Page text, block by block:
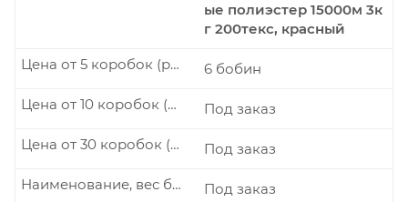
ые полиэстер 15000м 3к
г 200текс, красный
6 бобин
Цена от 5 коробок (р./шт.)
Под заказ
Цена от 10 коробок (р./шт.)
Под заказ
Цена от 30 коробок (р./шт.)
Под заказ
Наименование, вес бобины